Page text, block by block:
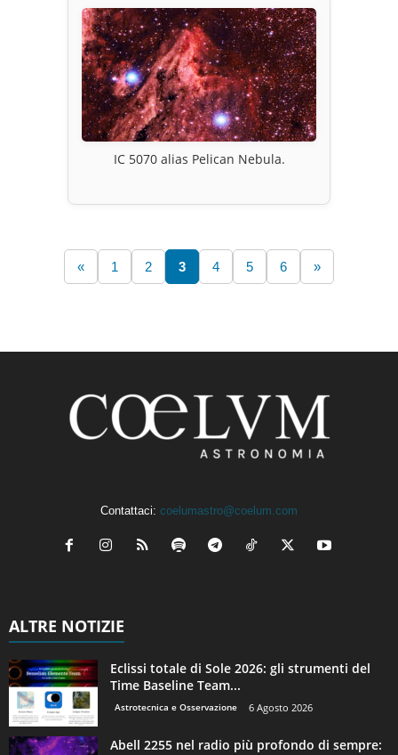
IC 5070 alias Pelican Nebula.
« 1 2 3 4 5 6 »
Contattaci: coelumastro@coelum.com
ALTRE NOTIZIE
Eclissi totale di Sole 2026: gli strumenti del
Time Baseline Team...
Astrotecnica e Osservazione 6 Agosto 2026
Abell 2255 nel radio più profondo di sempre: